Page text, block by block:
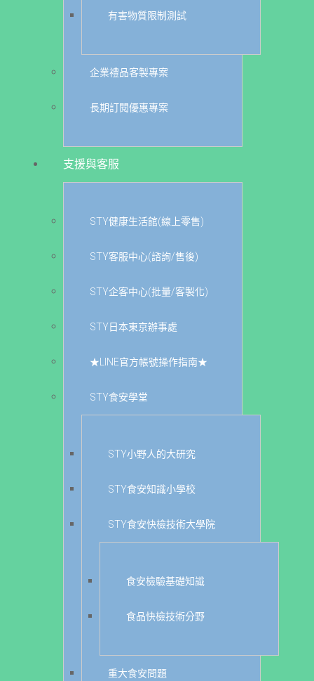
有害物質限制測試
企業禮品客製專案
長期訂閱優惠專案
支援與客服
STY健康生活館(線上零售)
STY客服中心(諮詢/售後)
STY企客中心(批量/客製化)
STY日本東京辦事處
★LINE官方帳號操作指南★
STY食安學堂
STY小野人的大研究
STY食安知識小學校
STY食安快檢技術大學院
食安檢驗基礎知識
食品快檢技術分野
重大食安問題